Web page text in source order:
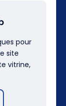
pour
site
vitrine,